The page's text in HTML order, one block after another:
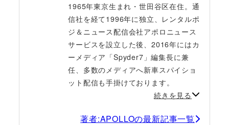
1965年東京生まれ・世田谷区在住。通
信社を経て1996年に独立、レンタルポ
ジ＆ニュース配信会社アポロニュース
サービスを設立した後、2016年にはカ
ーメディア「Spyder7」編集長に兼
任、多数のメディアへ新車スパイショ
ット配信も手掛けております。
続きを見る
著者:APOLLOの最新記事一覧